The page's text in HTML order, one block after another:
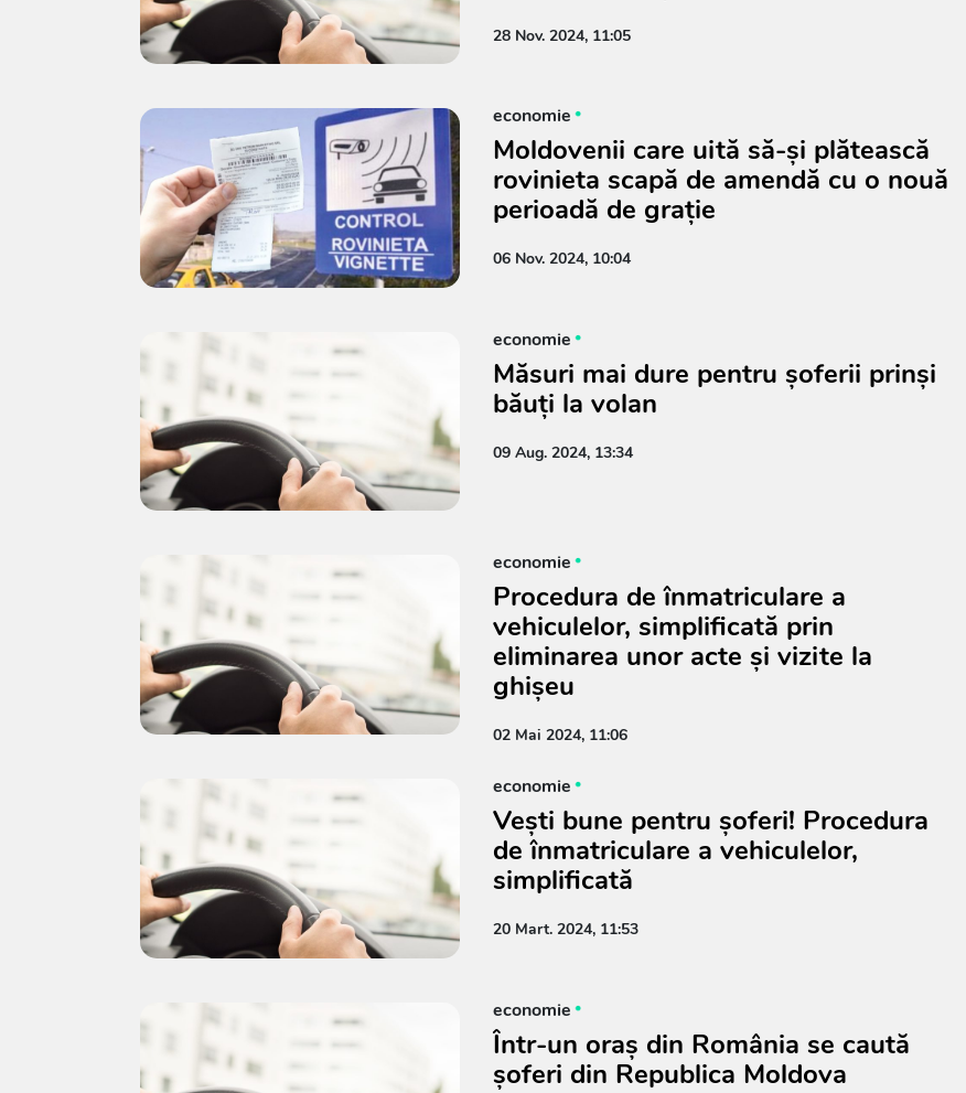
28 Nov. 2024, 11:05
economie
Moldovenii care uită să-și plătească
rovinieta scapă de amendă cu o nouă
perioadă de grație
06 Nov. 2024, 10:04
economie
Măsuri mai dure pentru șoferii prinși
băuți la volan
09 Aug. 2024, 13:34
economie
Procedura de înmatriculare a
vehiculelor, simplificată prin
eliminarea unor acte și vizite la
ghișeu
02 Mai 2024, 11:06
economie
Vești bune pentru șoferi! Procedura
de înmatriculare a vehiculelor,
simplificată
20 Mart. 2024, 11:53
economie
Într-un oraș din România se caută
șoferi din Republica Moldova